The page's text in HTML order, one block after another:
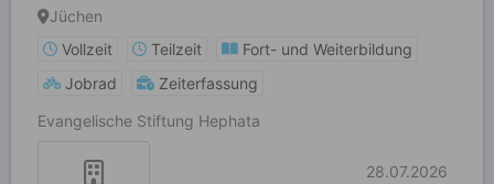
Jüchen
Vollzeit
Teilzeit
Fort- und Weiterbildung
Jobrad
Zeiterfassung
Evangelische Stiftung Hephata
28.07.2026